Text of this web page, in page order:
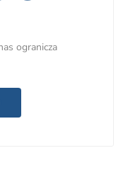
ogranicza